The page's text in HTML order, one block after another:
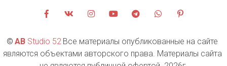
© AB Studio 52 Все материалы опубликованные на сайте
являются объектами авторского права. Материалы сайта